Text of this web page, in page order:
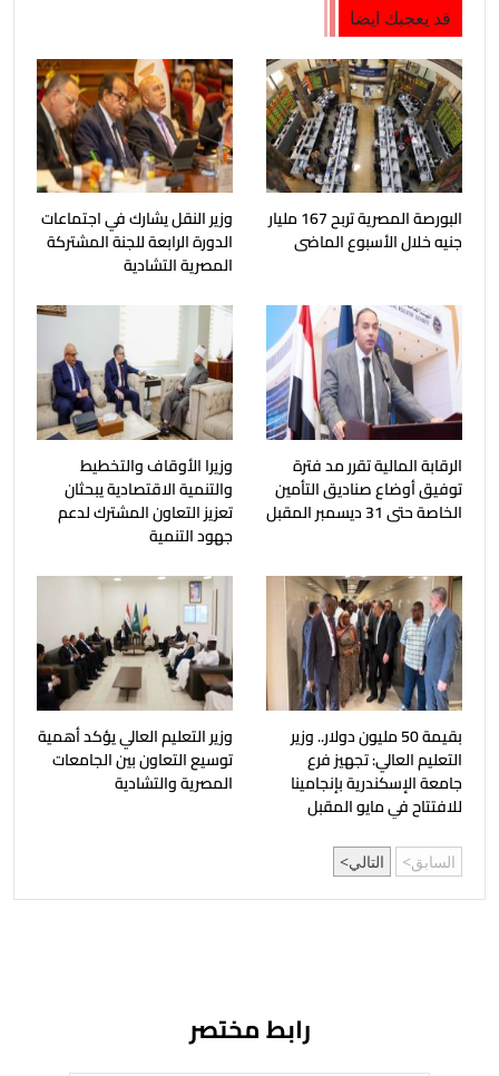
قد يعجبك ايضا
البورصة المصرية تربح 167 مليار
جنيه خلال الأسبوع الماضى
وزير النقل يشارك في اجتماعات
الدورة الرابعة للجنة المشتركة
المصرية التشادية
الرقابة المالية تقرر مد فترة
توفيق أوضاع صناديق التأمين
الخاصة حتى 31 ديسمبر المقبل
وزيرا الأوقاف والتخطيط
والتنمية الاقتصادية يبحثان
تعزيز التعاون المشترك لدعم
جهود التنمية
بقيمة 50 مليون دولار.. وزير
التعليم العالي: تجهيز فرع
جامعة الإسكندرية بإنجامينا
للافتتاح في مايو المقبل
وزير التعليم العالي يؤكد أهمية
توسيع التعاون بين الجامعات
المصرية والتشادية
السابق التالي
رابط مختصر